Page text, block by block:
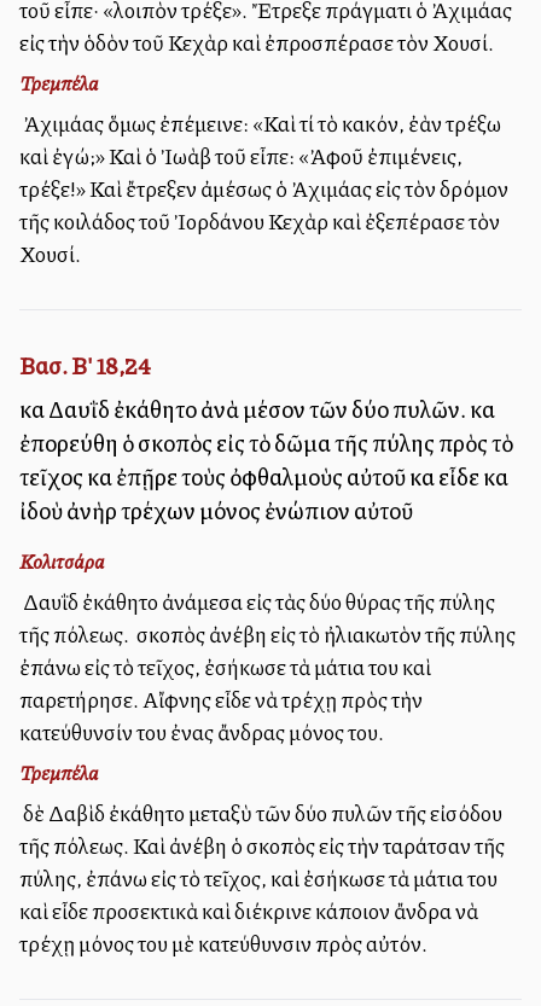
τοῦ εἶπε· «λοιπὸν τρέξε». Ἔτρεξε πράγματι ὁ Ἀχιμάας
εἰς τὴν ὁδὸν τοῦ Κεχὰρ καὶ ἐπροσπέρασε τὸν Χουσί.
Τρεμπέλα
Ὁ Ἀχιμάας ὅμως ἐπέμεινε: «Καὶ τί τὸ κακόν, ἐὰν τρέξω
καὶ ἐγώ;» Καὶ ὁ Ἰωὰβ τοῦ εἶπε: «Ἀφοῦ ἐπιμένεις,
τρέξε!» Καὶ ἔτρεξεν ἀμέσως ὁ Ἀχιμάας εἰς τὸν δρόμον
τῆς κοιλάδος τοῦ Ἰορδάνου Κεχὰρ καὶ ἐξεπέρασε τὸν
Χουσί.
Βασ. Β' 18,24
καὶ Δαυῒδ ἐκάθητο ἀνὰ μέσον τῶν δύο πυλῶν. καὶ
ἐπορεύθη ὁ σκοπὸς εἰς τὸ δῶμα τῆς πύλης πρὸς τὸ
τεῖχος καὶ ἐπῇρε τοὺς ὀφθαλμοὺς αὐτοῦ καὶ εἶδε καὶ
ἰδοὺ ἀνὴρ τρέχων μόνος ἐνώπιον αὐτοῦ
Κολιτσάρα
Ὁ Δαυῒδ ἐκάθητο ἀνάμεσα εἰς τὰς δύο θύρας τῆς πύλης
τῆς πόλεως. Ὁ σκοπὸς ἀνέβη εἰς τὸ ἠλιακωτὸν τῆς πύλης
ἐπάνω εἰς τὸ τεῖχος, ἐσήκωσε τὰ μάτια του καὶ
παρετήρησε. Αἴφνης εἶδε νὰ τρέχῃ πρὸς τὴν
κατεύθυνσίν του ἐνας ἄνδρας μόνος του.
Τρεμπέλα
Ὁ δὲ Δαβὶδ ἐκάθητο μεταξὺ τῶν δύο πυλῶν τῆς εἰσόδου
τῆς πόλεως. Καὶ ἀνέβη ὁ σκοπὸς εἰς τὴν ταράτσαν τῆς
πύλης, ἐπάνω εἰς τὸ τεῖχος, καὶ ἐσήκωσε τὰ μάτια του
καὶ εἶδε προσεκτικὰ καὶ διέκρινε κάποιον ἄνδρα νὰ
τρέχῃ μόνος του μὲ κατεύθυνσιν πρὸς αὐτόν.